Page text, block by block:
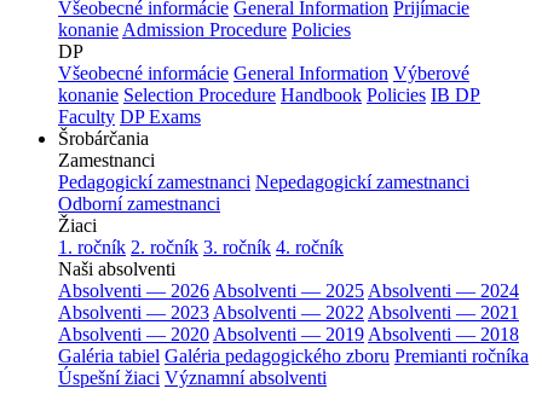
Všeobecné informácie General Information Prijímacie
konanie Admission Procedure Policies
DP
Všeobecné informácie General Information Výberové
konanie Selection Procedure Handbook Policies IB DP
Faculty DP Exams
Šrobárčania
Zamestnanci
Pedagogickí zamestnanci Nepedagogickí zamestnanci
Odborní zamestnanci
Žiaci
1. ročník 2. ročník 3. ročník 4. ročník
Naši absolventi
Absolventi — 2026 Absolventi — 2025 Absolventi — 2024
Absolventi — 2023 Absolventi — 2022 Absolventi — 2021
Absolventi — 2020 Absolventi — 2019 Absolventi — 2018
Galéria tabiel Galéria pedagogického zboru Premianti ročníka
Úspešní žiaci Významní absolventi